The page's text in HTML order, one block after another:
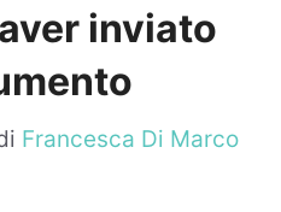
inviato
Francesca Di Marco